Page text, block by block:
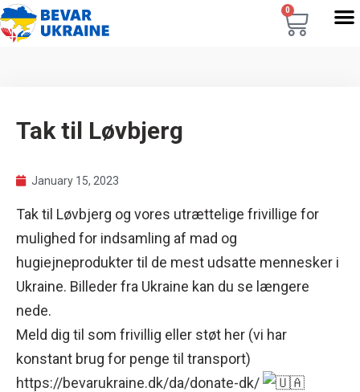
0
Tak til Løvbjerg
January 15, 2023
Tak til Løvbjerg og vores utrættelige frivillige for
mulighed for indsamling af mad og
hugiejneprodukter til de mest udsatte mennesker i
Ukraine. Billeder fra Ukraine kan du se længere
nede.
Meld dig til som frivillig eller støt her (vi har
konstant brug for penge til transport)
https://bevarukraine.dk/da/donate-dk/